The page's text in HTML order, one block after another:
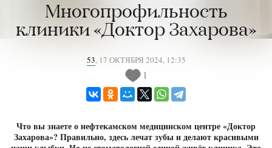
Многопрофильность
клиники «Доктор Захарова»
53, 17 ОКТЯБРЯ 2024, 12:35
1
Что вы знаете о нефтекамском медицинском центре «Доктор
Захарова»? Правильно, здесь лечат зубы и делают красивыми